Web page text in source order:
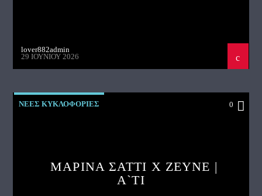
lover882admin
29 ΙΟΥΝΊΟΥ 2026
ΝΕΕΣ ΚΥΚΛΟΦΟΡΙΕΣ 0
ΜΑΡΙΝΑ ΣΑΤΤΙ X ZEYNE |
A`TI